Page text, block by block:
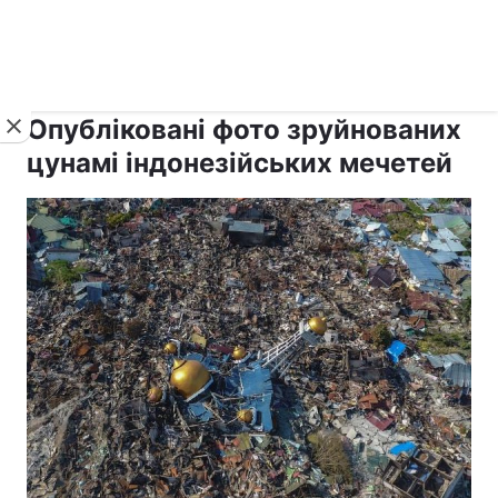
Опубліковані фото зруйнованих
цунамі індонезійських мечетей